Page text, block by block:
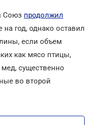
Союз продолжил
год, однако оставил
если объем
как мясо птицы,
мед, существенно
во второй